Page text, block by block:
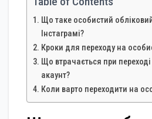
Що таке особистий
Інстаграмі?
Кроки для переходу на
Що втрачається при
акаунт?
Коли варто переходити на